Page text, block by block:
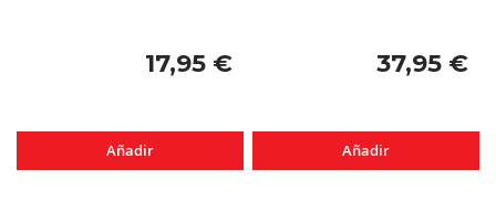
17,95 €
Añadir
37,95 €
Añadir